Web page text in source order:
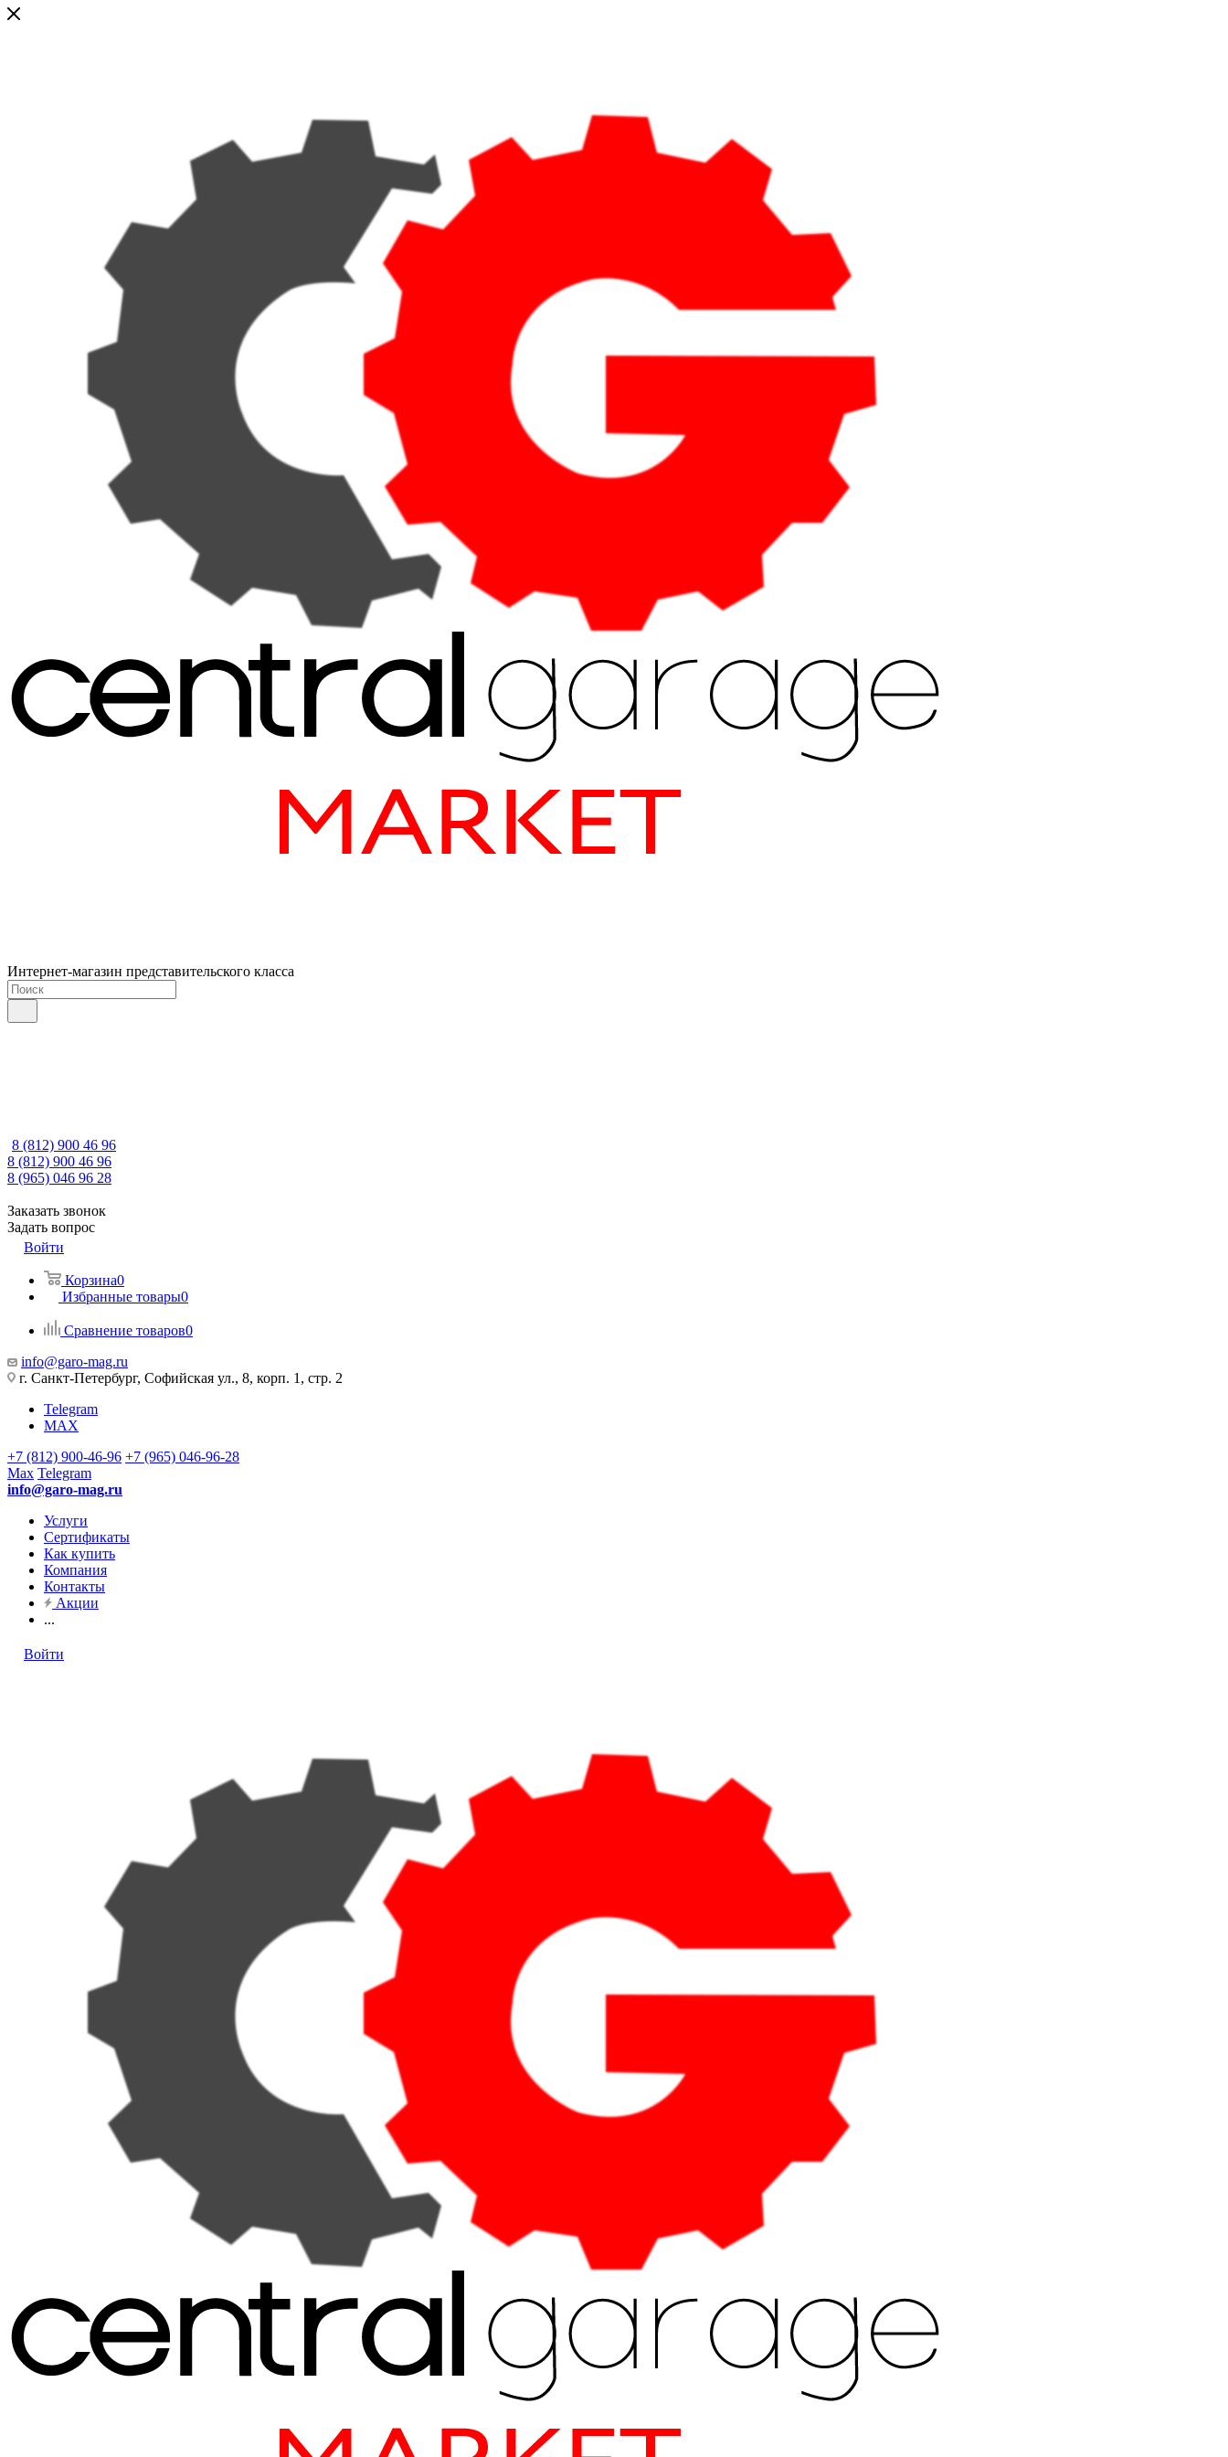
Интернет-магазин представительского класса
8 (812) 900 46 96
8 (812) 900 46 96
8 (965) 046 96 28
Заказать звонок
Задать вопрос
Войти
Корзина0
Избранные товары0
Сравнение товаров0
info@garo-mag.ru
г. Санкт-Петербург, Софийская ул., 8, корп. 1, стр. 2
Telegram
MAX
+7 (812) 900-46-96 +7 (965) 046-96-28
Max Telegram
info@garo-mag.ru
Услуги
Сертификаты
Как купить
Компания
Контакты
Акции
...
Войти